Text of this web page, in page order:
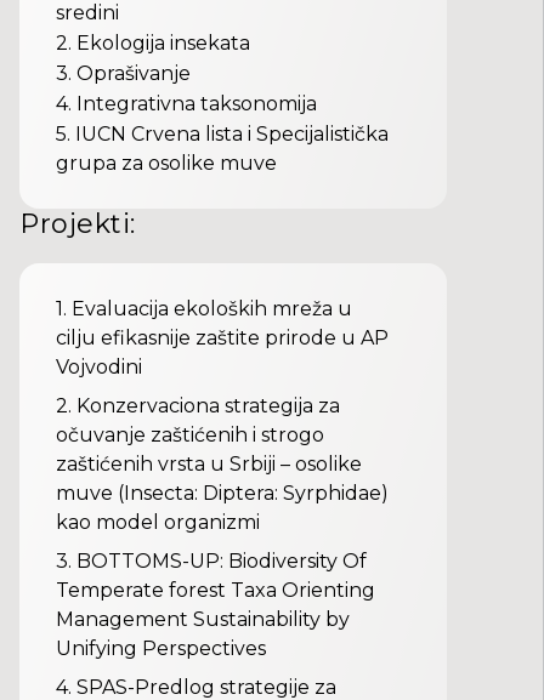
sredini
2. Ekologija insekata
3. Oprašivanje
4. Integrativna taksonomija
5. IUCN Crvena lista i Specijalistička
grupa za osolike muve
Projekti:
1. Evaluacija ekoloških mreža u
cilju efikasnije zaštite prirode u AP
Vojvodini
2. Konzervaciona strategija za
očuvanje zaštićenih i strogo
zaštićenih vrsta u Srbiji – osolike
muve (Insecta: Diptera: Syrphidae)
kao model organizmi
3. BOTTOMS-UP: Biodiversity Of
Temperate forest Taxa Orienting
Management Sustainability by
Unifying Perspectives
4. SPAS-Predlog strategije za